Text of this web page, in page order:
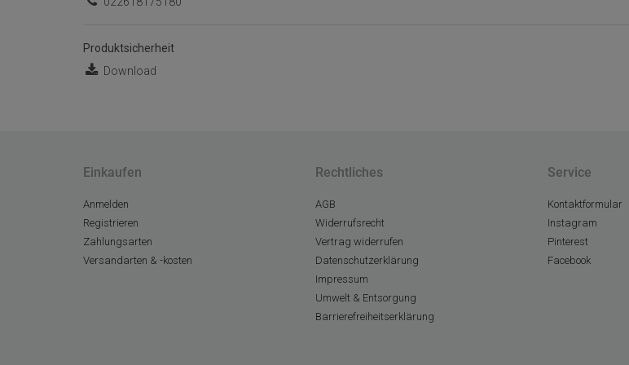
Produktsicherheit
Download
Einkaufen
Anmelden
Registrieren
Zahlungsarten
Versandarten & -kosten
Rechtliches
AGB
Widerrufsrecht
Vertrag widerrufen
Datenschutzerklärung
Impressum
Umwelt & Entsorgung
Barrierefreiheitserklärung
Service
Kontaktformular
Instagram
Pinterest
Facebook